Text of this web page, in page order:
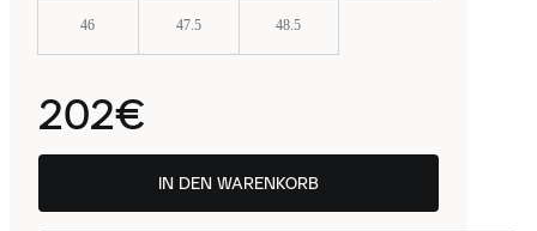
46 47.5 48.5
202€
IN DEN WARENKORB